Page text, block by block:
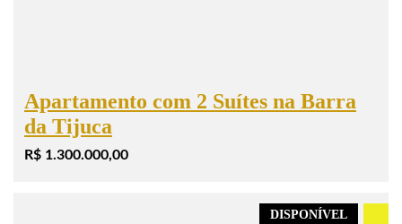
Apartamento com 2 Suítes na Barra
da Tijuca
R$ 1.300.000,00
DISPONÍVEL